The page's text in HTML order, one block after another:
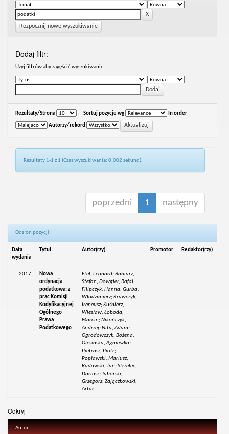
Rozpocznij nowe wyszukiwanie
Dodaj filtr:
Uzyj filtrów aby zagęścić wyszukiwanie.
Rezultaty/Strona Sortuj pozycje wg In order
Autorzy/rekord
Rezultaty 1-1 z 1 (Czas wyszukiwania: 0.002 sekund).
poprzedni 1 następny
Odsłon pozycji:
Data
wydania
Tytuł Autor(rzy) Promotor Redaktor(rzy)
2017
Nowa
ordynacja
podatkowa: z
prac Komisji
Kodyfikacyjnej
Ogólnego
Prawa
Podatkowego
Etel, Leonard; Babiarz,
Stefan; Dowgier, Rafał;
Filipczyk, Hanna; Gurba,
Włodzimierz; Krawczyk,
Ireneusz; Kuśnierz,
Wiesław; Łoboda,
Marcin; Nikończyk,
Andrzej; Nita, Adam;
Ogrodowczyk, Bożena;
Olesińska, Agnieszka;
Pietrasz, Piotr;
Popławski, Mariusz;
Rudowski, Jan; Strzelec,
Dariusz; Taborski,
Grzegorz; Zajączkowski,
Artur
- -
Odkryj
Autor